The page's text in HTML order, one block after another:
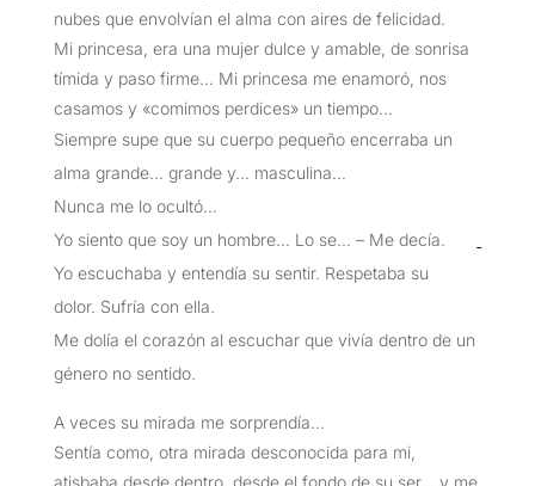
nubes que envolvían el alma con aires de felicidad.
Mi princesa, era una mujer dulce y amable, de sonrisa
tímida y paso firme… Mi princesa me enamoró, nos
casamos y «comimos perdices» un tiempo…
Siempre supe que su cuerpo pequeño encerraba un
alma grande… grande y… masculina…
Nunca me lo ocultó…
Yo siento que soy un hombre… Lo se… – Me decía.
Yo escuchaba y entendía su sentir. Respetaba su
dolor. Sufría con ella.
Me dolía el corazón al escuchar que vivía dentro de un
género no sentido.
A veces su mirada me sorprendía…
Sentía como, otra mirada desconocida para mi,
atisbaba desde dentro, desde el fondo de su ser… y me